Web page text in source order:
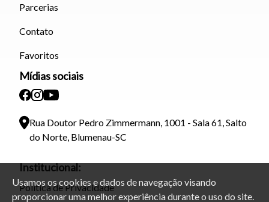
Usamos os cookies e dados de navegação visando
proporcionar uma melhor experiência durante o uso do site.
Parcerias
Contato
Favoritos
Mídias sociais
Rua Doutor Pedro Zimmermann, 1001 - Sala 61, Salto
do Norte, Blumenau-SC
Institucional:
Política de Privacidade